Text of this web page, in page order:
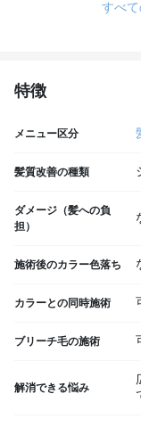
すべ
特徴
メニュー区分
髪質改善の種類
ダメージ（髪への負
担）
施術後のカラー色落ち
カラーとの同時施術
ブリーチ毛の施術
解消できる悩み